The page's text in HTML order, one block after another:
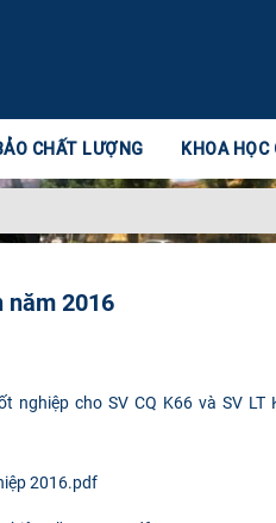
CHẤT LƯỢNG KHOA HỌC
năm 2016
nghiệp cho SV CQ K66 và SV LT
2016.pdf